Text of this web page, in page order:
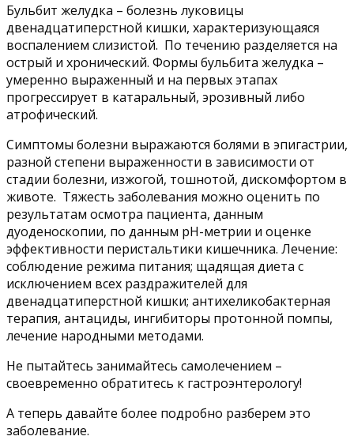
Бульбит желудка – болезнь луковицы
двенадцатиперстной кишки, характеризующаяся
воспалением слизистой. По течению разделяется на
острый и хронический. Формы бульбита желудка –
умеренно выраженный и на первых этапах
прогрессирует в катаральный, эрозивный либо
атрофический.
Симптомы болезни выражаются болями в эпигастрии,
разной степени выраженности в зависимости от
стадии болезни, изжогой, тошнотой, дискомфортом в
животе. Тяжесть заболевания можно оценить по
результатам осмотра пациента, данным
дуоденоскопии, по данным рН-метрии и оценке
эффективности перистальтики кишечника. Лечение:
соблюдение режима питания; щадящая диета с
исключением всех раздражителей для
двенадцатиперстной кишки; антихеликобактерная
терапия, антациды, ингибиторы протонной помпы,
лечение народными методами.
Не пытайтесь занимайтесь самолечением –
своевременно обратитесь к гастроэнтерологу!
А теперь давайте более подробно разберем это
заболевание.